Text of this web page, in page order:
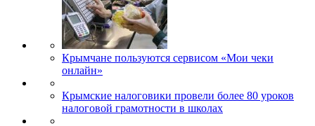
Крымчане пользуются сервисом «Мои чеки
онлайн»
Крымские налоговики провели более 80 уроков
налоговой грамотности в школах